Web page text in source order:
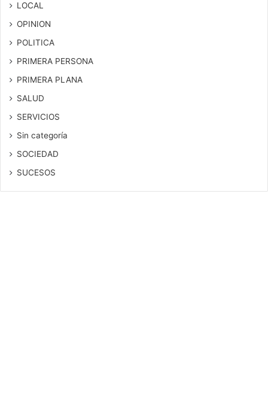
LOCAL
OPINION
POLITICA
PRIMERA PERSONA
PRIMERA PLANA
SALUD
SERVICIOS
Sin categoría
SOCIEDAD
SUCESOS